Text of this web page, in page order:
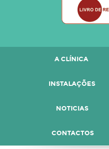
A CLÍNICA
INSTALAÇÕES
NOTICIAS
CONTACTOS